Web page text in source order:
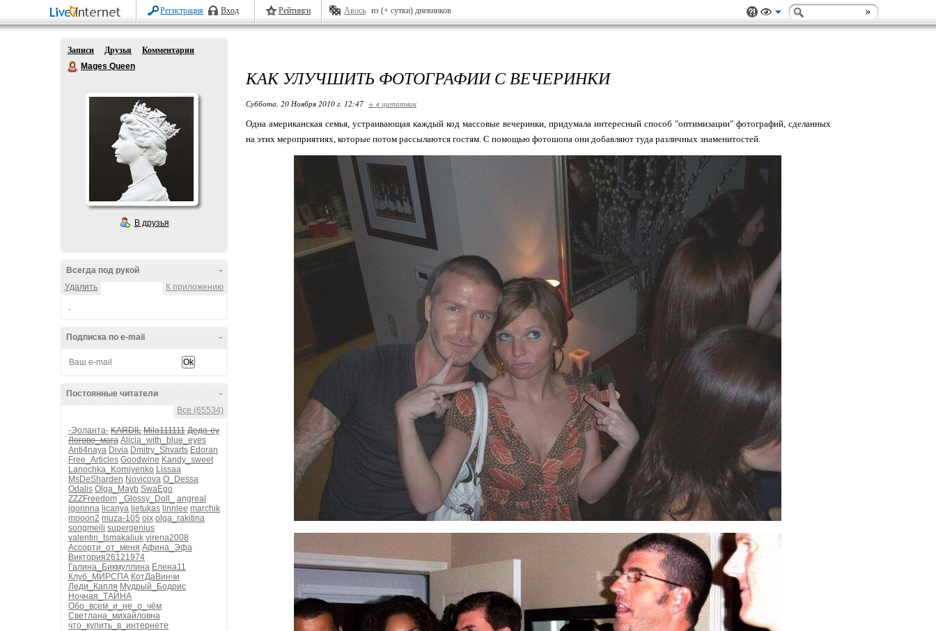
Регистрация Вход Рейтинги Авось из (+ сутки) дневников
Записи Друзья
Комментарии
Mages Queen
В друзья
-
Всегда под рукой
К приложению
Удалить
.
-
Подписка по e-mail
-
Постоянные читатели
Все (65534)
-Эоланта- KARDIL Mila111111 Деда-еу
Логово_мага Alicia_with_blue_eyes
Anti4naya Divia Dmitry_Shvarts Edoran
Free_Articles Goodwine Kandy_sweet
Lanochka_Korniyenko Lissaa
MsDeSharden Novicova O_Dessa
Odalis Olga_Mayb SwaEgo
ZZZFreedom
_Glossy_Doll_
angreal
igorinna licanya lietukas linnlee marchik
mooon2 muza-105 oix olga_rakitina
songmeili supergenius
valentin_tsmakaliuk virena2008
Ассорти_от_меня Афина_Эфа
Виктория26121974
Галина_Бикмуллина Елена11
Клуб_МИРСПА КотДаВинчи
Леди_Капля Мудрый_Бодрис
Ночная_ТАЙНА
Обо_всем_и_не_о_чём
Светлана_михайловна
что_купить_в_интернете
КАК УЛУЧШИТЬ ФОТОГРАФИИ С ВЕЧЕРИНКИ
Суббота, 20 Ноября 2010 г. 12:47 + в цитатник
Одна американская семья, устраивающая каждый код массовые вечеринки, придумала интересный способ "оптимизации" фотографий, сделанных
на этих мероприятиях, которые потом рассылаются гостям. С помощью фотошопа они добавляют туда различных знаменитостей.